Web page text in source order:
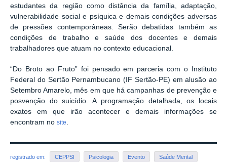
estudantes da região como distância da família, adaptação,
vulnerabilidade social e psíquica e demais condições adversas
de pressões contemporâneas. Serão debatidas também as
condições de trabalho e saúde dos docentes e demais
trabalhadores que atuam no contexto educacional.
“Do Broto ao Fruto” foi pensado em parceria com o Instituto
Federal do Sertão Pernambucano (IF Sertão-PE) em alusão ao
Setembro Amarelo, mês em que há campanhas de prevenção e
posvenção do suicídio. A programação detalhada, os locais
exatos em que irão acontecer e demais informações se
encontram no site.
registrado em: CEPPSI Psicologia Evento Saúde Mental